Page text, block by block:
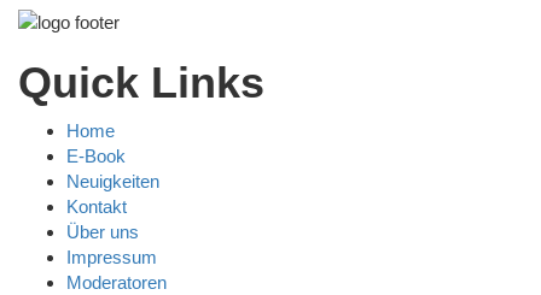
Quick Links
Home
E-Book
Neuigkeiten
Kontakt
Über uns
Impressum
Moderatoren